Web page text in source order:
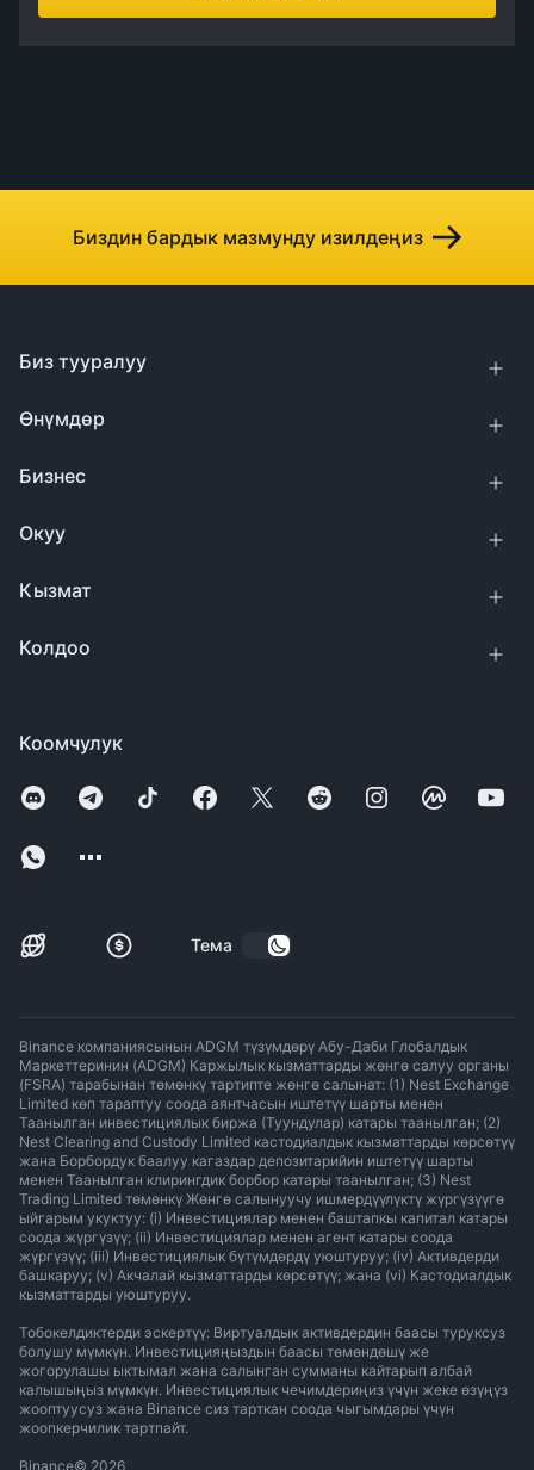
Биздин бардык мазмунду изилдеңиз
Коомчулук
Тема
Биз тууралуу
Өнүмдөр
Бизнес
Окуу
Кызмат
Колдоо
Binance компаниясынын ADGM түзүмдөрү Абу-Даби Глобалдык
Маркеттеринин (ADGM) Каржылык кызматтарды жөнгө салуу органы
(FSRA) тарабынан төмөнкү тартипте жөнгө салынат: (1) Nest Exchange
Limited көп тараптуу соода аянтчасын иштетүү шарты менен
Таанылган инвестициялык биржа (Туундулар) катары таанылган; (2)
Nest Clearing and Custody Limited кастодиалдык кызматтарды көрсөтүү
жана Борбордук баалуу кагаздар депозитарийин иштетүү шарты
менен Таанылган клирингдик борбор катары таанылган; (3) Nest
Trading Limited төмөнкү Жөнгө салынуучу ишмердүүлүктү жүргүзүүгө
ыйгарым укуктуу: (i) Инвестициялар менен баштапкы капитал катары
соода жүргүзүү; (ii) Инвестициялар менен агент катары соода
жүргүзүү; (iii) Инвестициялык бүтүмдөрдү уюштуруу; (iv) Активдерди
башкаруу; (v) Акчалай кызматтарды көрсөтүү; жана (vi) Кастодиалдык
кызматтарды уюштуруу.
Тобокелдиктерди эскертүү: Виртуалдык активдердин баасы туруксуз
болушу мүмкүн. Инвестицияңыздын баасы төмөндөшү же
жогорулашы ыктымал жана салынган сумманы кайтарып албай
калышыңыз мүмкүн. Инвестициялык чечимдериңиз үчүн жеке өзүңүз
жооптуусуз жана Binance сиз тарткан соода чыгымдары үчүн
жоопкерчилик тартпайт.
Binance© 2026